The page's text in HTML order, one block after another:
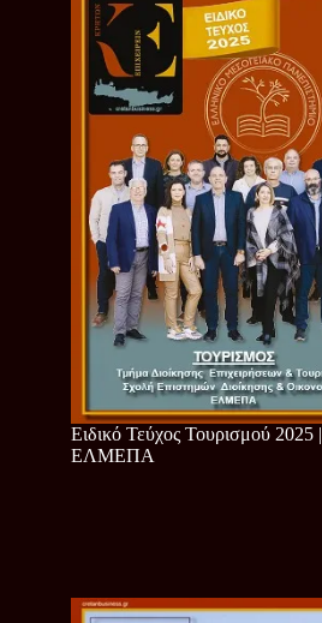
Ειδικό Τεύχος Τουρισμού 2025 |
ΕΛΜΕΠΑ